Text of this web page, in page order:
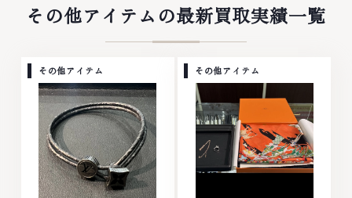
店ではお値段の付かなかったお品
い。TEL: 0120-959-764営業
時間: 10:00～19:00定休日: 年中
無休
りを実現しており、他店ではお値
お気軽にご連絡ください。TEL:
0120-959-764営業時間: 10:00
～19:00定休日: 年中無休
その他アイテムの最新買取実績一覧
その他アイテム その他アイテム